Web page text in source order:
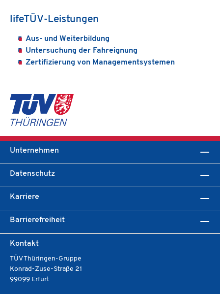
lifeTÜV-Leistungen
Aus- und Weiterbildung
Untersuchung der Fahreignung
Zertifizierung von Managementsystemen
Unternehmen
Datenschutz
Karriere
Barrierefreiheit
Kontakt
TÜV Thüringen-Gruppe
Konrad-Zuse-Straße 21
99099 Erfurt